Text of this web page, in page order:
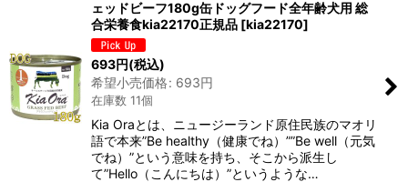
ェッドビーフ180g缶ドッグフード全年齢犬用 総
合栄養食kia22170正規品 [kia22170]
693円(税込)
希望小売価格: 693円
在庫数 11個
Kia Oraとは、ニュージーランド原住民族のマオリ
語で本来”Be healthy（健康でね）””Be well（元気
でね）”という意味を持ち、そこから派生し
て”Hello（こんにちは）”というような…